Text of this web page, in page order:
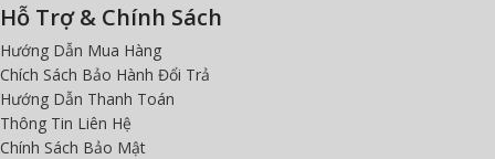
Hỗ Trợ & Chính Sách
Hướng Dẫn Mua Hàng
Chích Sách Bảo Hành Đổi Trả
Hướng Dẫn Thanh Toán
Thông Tin Liên Hệ
Chính Sách Bảo Mật